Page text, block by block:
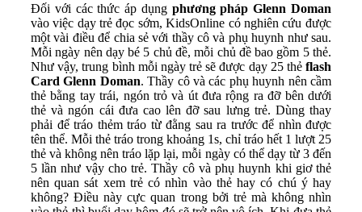
Đối với các thức áp dụng phương pháp Glenn Doman
vào việc dạy trẻ đọc sớm, KidsOnline có nghiên cứu được
một vài điều để chia sẻ với thầy cô và phụ huynh như sau.
Mỗi ngày nên dạy bé 5 chủ đề, mỗi chủ đề bao gồm 5 thẻ.
Như vậy, trung bình mỗi ngày trẻ sẽ được dạy 25 thẻ flash
Card Glenn Doman. Thầy cô và các phụ huynh nên cầm
thẻ bằng tay trái, ngón trỏ và út đưa rộng ra đỡ bên dưới
thẻ và ngón cái đưa cao lên đỡ sau lưng trẻ. Dùng thay
phải để tráo thẻm tráo từ đằng sau ra trước để nhìn được
tên thể. Mỗi thẻ tráo trong khoảng 1s, chỉ tráo hết 1 lượt 25
thẻ và không nên tráo lặp lại, mỗi ngày có thể dạy từ 3 đến
5 lần như vậy cho trẻ. Thầy cô và phụ huynh khi giơ thẻ
nên quan sát xem trẻ có nhìn vào thẻ hay có chú ý hay
không? Điều này cực quan trong bởi trẻ mà không nhìn